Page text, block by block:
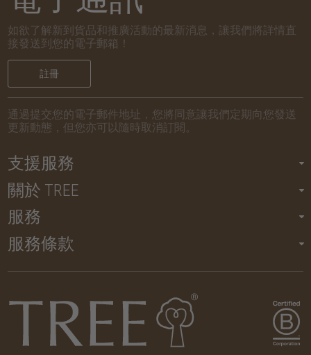
如欲了解新到貨品和推廣活動的最新消息，讓我們將詳情直
接發送到您的電子郵箱！
註冊
通過提交您的電子郵件地址，您將同意讓我們定期向您發送
更新動態，但您亦可以隨時取消訂閱。
支援服務
關於 TREE
服務
服務條款